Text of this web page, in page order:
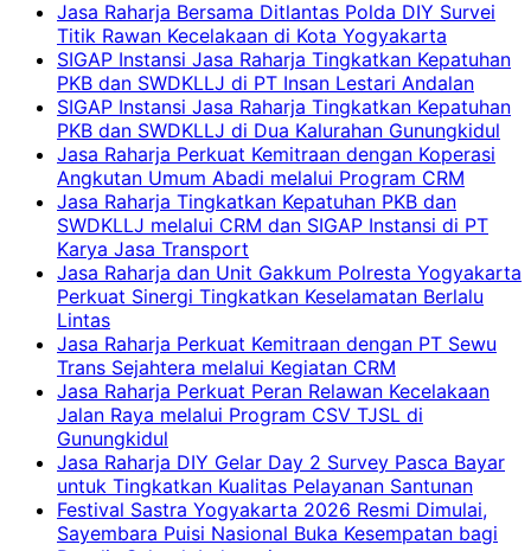
Jasa Raharja Bersama Ditlantas Polda DIY Survei
Titik Rawan Kecelakaan di Kota Yogyakarta
SIGAP Instansi Jasa Raharja Tingkatkan Kepatuhan
PKB dan SWDKLLJ di PT Insan Lestari Andalan
SIGAP Instansi Jasa Raharja Tingkatkan Kepatuhan
PKB dan SWDKLLJ di Dua Kalurahan Gunungkidul
Jasa Raharja Perkuat Kemitraan dengan Koperasi
Angkutan Umum Abadi melalui Program CRM
Jasa Raharja Tingkatkan Kepatuhan PKB dan
SWDKLLJ melalui CRM dan SIGAP Instansi di PT
Karya Jasa Transport
Jasa Raharja dan Unit Gakkum Polresta Yogyakarta
Perkuat Sinergi Tingkatkan Keselamatan Berlalu
Lintas
Jasa Raharja Perkuat Kemitraan dengan PT Sewu
Trans Sejahtera melalui Kegiatan CRM
Jasa Raharja Perkuat Peran Relawan Kecelakaan
Jalan Raya melalui Program CSV TJSL di
Gunungkidul
Jasa Raharja DIY Gelar Day 2 Survey Pasca Bayar
untuk Tingkatkan Kualitas Pelayanan Santunan
Festival Sastra Yogyakarta 2026 Resmi Dimulai,
Sayembara Puisi Nasional Buka Kesempatan bagi